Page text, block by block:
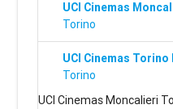
UCI Cinemas
Torino
UCI Cinemas
Torino
UCI Cinemas Moncalieri